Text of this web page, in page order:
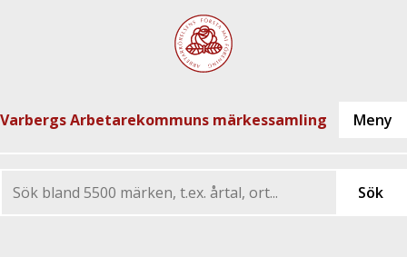
Varbergs Arbetarekommuns märkessamling